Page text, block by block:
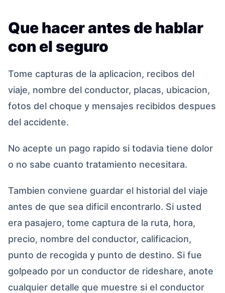
Que hacer antes de hablar
con el seguro
Tome capturas de la aplicacion, recibos del
viaje, nombre del conductor, placas, ubicacion,
fotos del choque y mensajes recibidos despues
del accidente.
No acepte un pago rapido si todavia tiene dolor
o no sabe cuanto tratamiento necesitara.
Tambien conviene guardar el historial del viaje
antes de que sea dificil encontrarlo. Si usted
era pasajero, tome captura de la ruta, hora,
precio, nombre del conductor, calificacion,
punto de recogida y punto de destino. Si fue
golpeado por un conductor de rideshare, anote
cualquier detalle que muestre si el conductor